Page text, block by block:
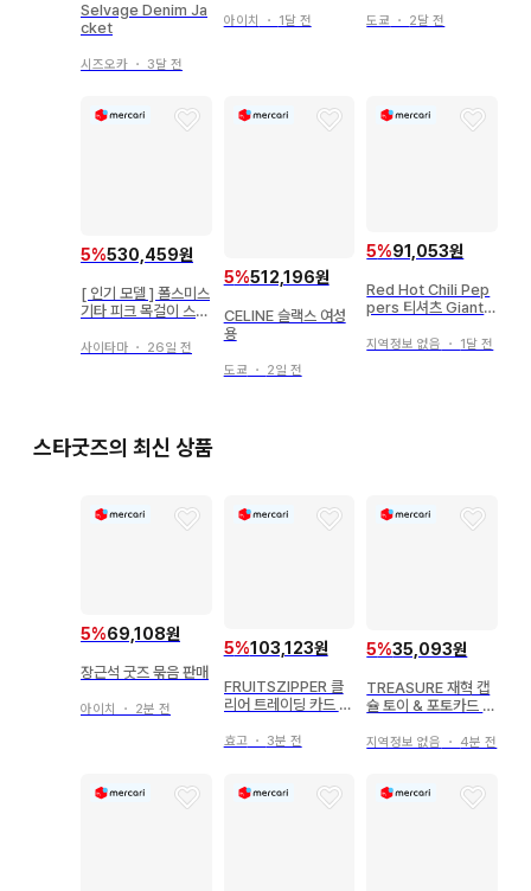
Selvage Denim Ja
cket
시즈오카 ・ 3달 전
아이치 ・ 1달 전 도쿄 ・ 2달 전
5%530,459원
[ 인기 모델 ] 폴스미스
기타 피크 목걸이 스타
사이타마 ・ 26일 전
5%512,196원
CELINE 슬랙스 여성
용
도쿄 ・ 2일 전
5%91,053원
Red Hot Chili Pep
pers 티셔츠 Giant X
지역정보 없음 ・ 1달 전
스타굿즈의 최신 상품
5%69,108원
장근석 굿즈 묶음 판매
아이치 ・ 2분 전
5%103,123원
FRUITSZIPPER 클
리어 트레이딩 카드 1
효고・ 3분 전
5%35,093원
TREASURE 재혁 캡
슐 토이 & 포토카드 세
지역정보 없음 ・ 4분 전